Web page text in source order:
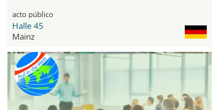
acto público
Halle 45
Mainz